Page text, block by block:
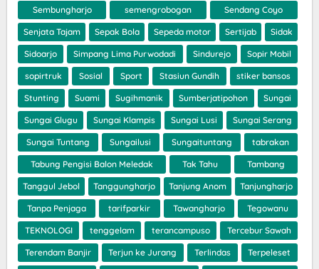
Sembungharjo semengrobogan Sendang Coyo
Senjata Tajam Sepak Bola Sepeda motor Sertijab Sidak
Sidoarjo Simpang Lima Purwodadi Sindurejo Sopir Mobil
sopirtruk Sosial Sport Stasiun Gundih stiker bansos
Stunting Suami Sugihmanik Sumberjatipohon Sungai
Sungai Glugu Sungai Klampis Sungai Lusi Sungai Serang
Sungai Tuntang Sungailusi Sungaituntang tabrakan
Tabung Pengisi Balon Meledak Tak Tahu Tambang
Tanggul Jebol Tanggungharjo Tanjung Anom Tanjungharjo
Tanpa Penjaga tarifparkir Tawangharjo Tegowanu
TEKNOLOGI tenggelam terancampuso Tercebur Sawah
Terendam Banjir Terjun ke Jurang Terlindas Terpeleset